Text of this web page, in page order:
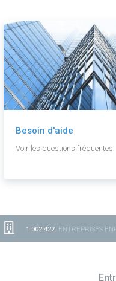
Besoin d'aide
Voir les questions fréquentes.
1 002 422ENTREPRISES